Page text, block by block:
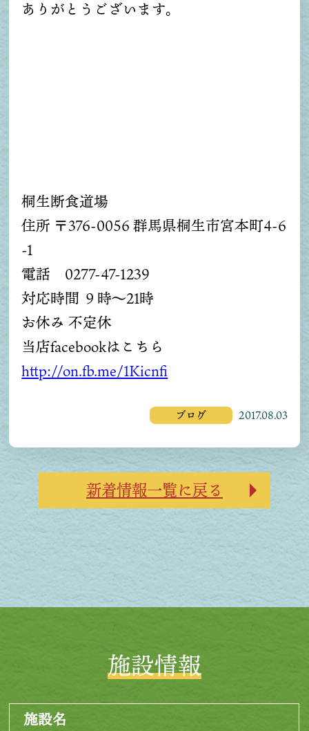
ありがとうございます。
桐生断食道場
住所 〒376-0056 群馬県桐生市宮本町4-6
-1
電話 0277-47-1239
対応時間 ９時～21時
お休み 不定休
当店facebookはこちら
http://on.fb.me/1Kicnfi
ブログ 2017.08.03
新着情報一覧に戻る
施設情報
施設名